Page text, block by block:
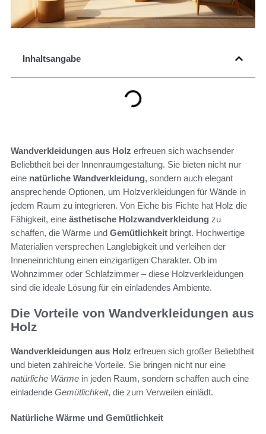
Inhaltsangabe
Wandverkleidungen aus Holz erfreuen sich wachsender
Beliebtheit bei der Innenraumgestaltung. Sie bieten nicht nur
eine natürliche Wandverkleidung, sondern auch elegant
ansprechende Optionen, um Holzverkleidungen für Wände in
jedem Raum zu integrieren. Von Eiche bis Fichte hat Holz die
Fähigkeit, eine ästhetische Holzwandverkleidung zu
schaffen, die Wärme und Gemütlichkeit bringt. Hochwertige
Materialien versprechen Langlebigkeit und verleihen der
Inneneinrichtung einen einzigartigen Charakter. Ob im
Wohnzimmer oder Schlafzimmer – diese Holzverkleidungen
sind die ideale Lösung für ein einladendes Ambiente.
Die Vorteile von Wandverkleidungen aus
Holz
Wandverkleidungen aus Holz erfreuen sich großer Beliebtheit
und bieten zahlreiche Vorteile. Sie bringen nicht nur eine
natürliche Wärme in jeden Raum, sondern schaffen auch eine
einladende Gemütlichkeit, die zum Verweilen einlädt.
Natürliche Wärme und Gemütlichkeit